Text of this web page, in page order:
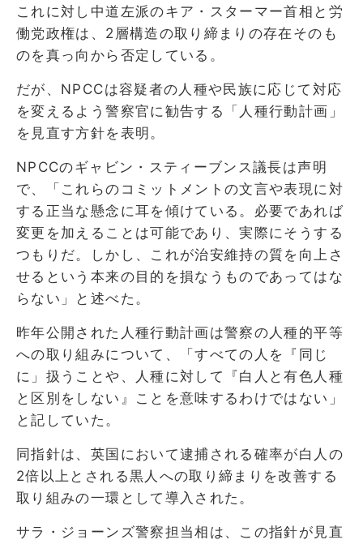
これに対し中道左派のキア・スターマー首相と労
働党政権は、2層構造の取り締まりの存在そのも
のを真っ向から否定している。
だが、NPCCは容疑者の人種や民族に応じて対応
を変えるよう警察官に勧告する「人種行動計画」
を見直す方針を表明。
NPCCのギャビン・スティーブンス議長は声明
で、「これらのコミットメントの文言や表現に対
する正当な懸念に耳を傾けている。必要であれば
変更を加えることは可能であり、実際にそうする
つもりだ。しかし、これが治安維持の質を向上さ
せるという本来の目的を損なうものであってはな
らない」と述べた。
昨年公開された人種行動計画は警察の人種的平等
への取り組みについて、「すべての人を『同じ
に」扱うことや、人種に対して『白人と有色人種
と区別をしない』ことを意味するわけではない」
と記していた。
同指針は、英国において逮捕される確率が白人の
2倍以上とされる黒人への取り締まりを改善する
取り組みの一環として導入された。
サラ・ジョーンズ警察担当相は、この指針が見直